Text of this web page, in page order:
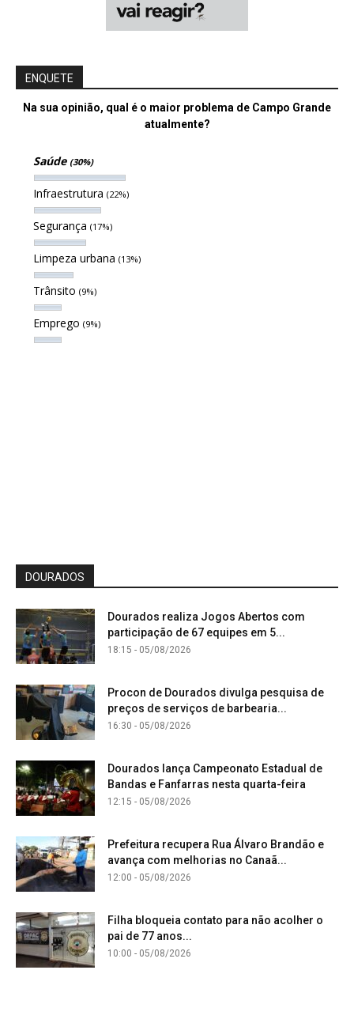
ENQUETE
Na sua opinião, qual é o maior problema de Campo Grande
atualmente?
Saúde (30%)
Infraestrutura (22%)
Segurança (17%)
Limpeza urbana (13%)
Trânsito (9%)
Emprego (9%)
DOURADOS
Dourados realiza Jogos Abertos com
participação de 67 equipes em 5...
18:15 - 05/08/2026
Procon de Dourados divulga pesquisa de
preços de serviços de barbearia...
16:30 - 05/08/2026
Dourados lança Campeonato Estadual de
Bandas e Fanfarras nesta quarta-feira
12:15 - 05/08/2026
Prefeitura recupera Rua Álvaro Brandão e
avança com melhorias no Canaã...
12:00 - 05/08/2026
Filha bloqueia contato para não acolher o
pai de 77 anos...
10:00 - 05/08/2026